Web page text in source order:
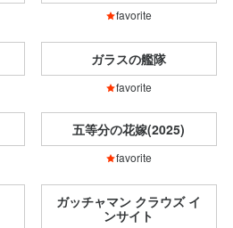
favorite
ガラスの艦隊
favorite
五等分の花嫁(2025)
favorite
ガッチャマン クラウズ イ
ンサイト